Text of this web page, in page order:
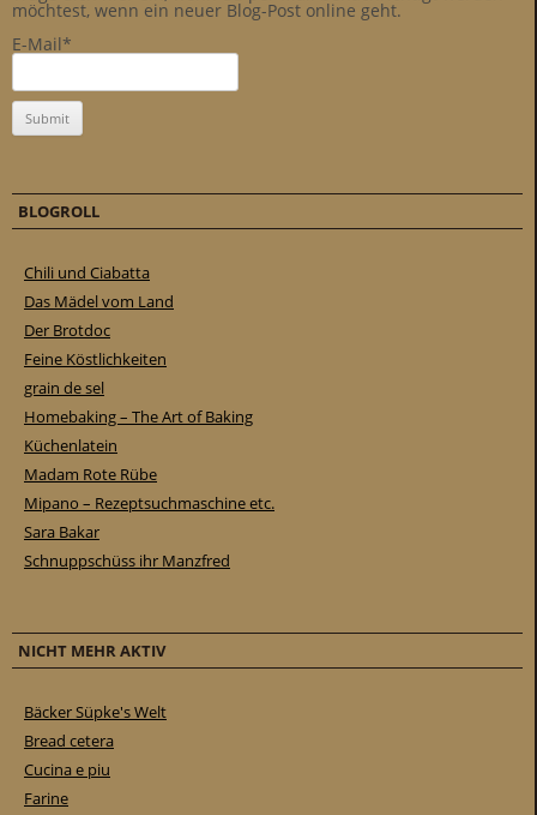
möchtest, wenn ein neuer Blog-Post online geht.
E-Mail*
BLOGROLL
Chili und Ciabatta
Das Mädel vom Land
Der Brotdoc
Feine Köstlichkeiten
grain de sel
Homebaking – The Art of Baking
Küchenlatein
Madam Rote Rübe
Mipano – Rezeptsuchmaschine etc.
Sara Bakar
Schnuppschüss ihr Manzfred
NICHT MEHR AKTIV
Bäcker Süpke's Welt
Bread cetera
Cucina e piu
Farine